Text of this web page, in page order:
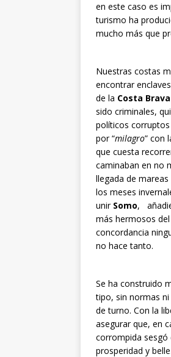
en este caso es
turismo ha
mucho más que
Nuestras costas
encontrar
de la Costa Brava
sido criminales,
políticos
por “milagro” con
que cuesta
caminaban en no
llegada de
los meses
unirSomo,
más hermosos
concordancia
no hace tanto.
Se ha construido
tipo, sin normas
de turno. Con la
asegurar que, en
corrompida sesgó
prosperidad y